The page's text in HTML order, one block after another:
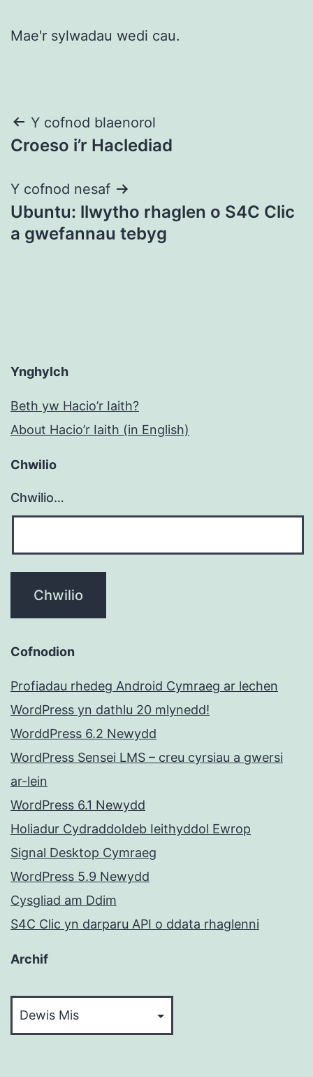
Mae'r sylwadau wedi cau.
Llywio
cofnod
Y cofnod blaenorol
Croeso i’r Haclediad
Y cofnod nesaf
Ubuntu: llwytho rhaglen o S4C Clic
a gwefannau tebyg
Ynghylch
Beth yw Hacio’r Iaith?
About Hacio’r Iaith (in English)
Chwilio
Chwilio…
Cofnodion
Profiadau rhedeg Android Cymraeg ar lechen
WordPress yn dathlu 20 mlynedd!
WorddPress 6.2 Newydd
WordPress Sensei LMS – creu cyrsiau a gwersi
ar-lein
WordPress 6.1 Newydd
Holiadur Cydraddoldeb Ieithyddol Ewrop
Signal Desktop Cymraeg
WordPress 5.9 Newydd
Cysgliad am Ddim
S4C Clic yn darparu API o ddata rhaglenni
Archif